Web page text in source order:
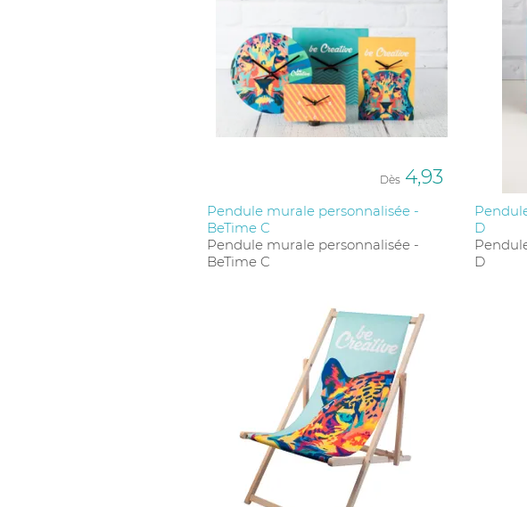
Dès 4,93
Pendule murale personnalisée -
BeTime C
Pendule murale personnalisée -
BeTime C
D
D